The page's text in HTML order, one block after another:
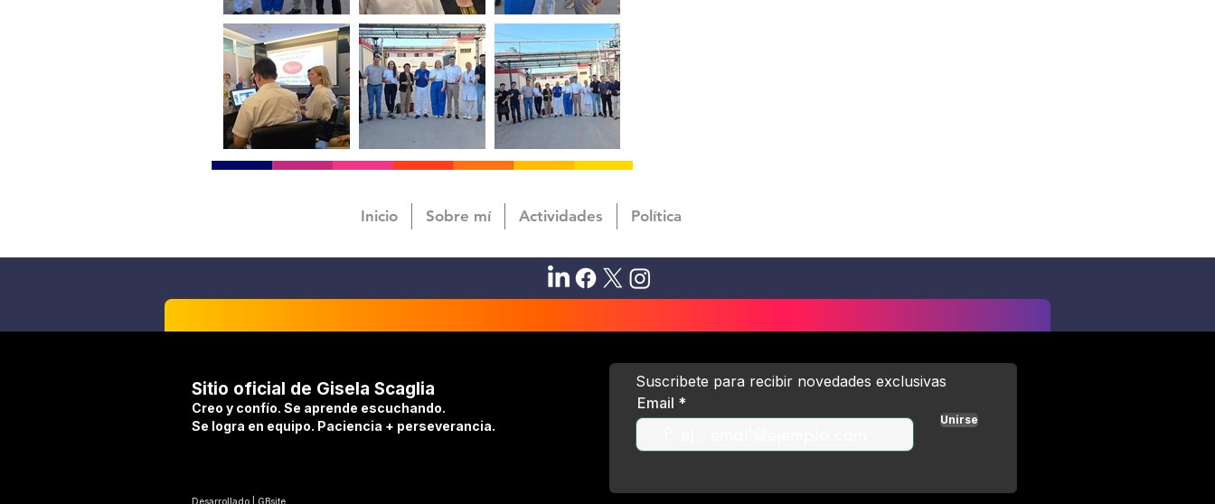
Inicio Sobre mí Actividades Política
Sitio oficial de Gisela Scaglia
Creo y confío. Se aprende escuchando.
Se logra en equipo. Paciencia + perseverancia.
Suscribete para recibir novedades exclusivas
Email
Unirse
Desarrollado | GBsite